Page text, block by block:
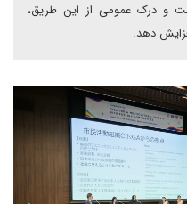
و درک عمومی از این طریق،
دهد.